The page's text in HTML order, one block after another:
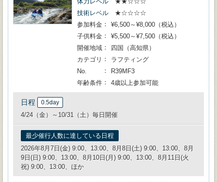
技術レベル
★☆☆☆☆
参加料金
¥6,500～¥8,000（税込）
子供料金
¥5,500～¥7,500（税込）
開催地域
四国（高知県）
カテゴリ
ラフティング
No.
R39MF3
年齢条件
4歳以上参加可能
日程 0.5day
4/24（金）～10/31（土）毎日開催
最少催行人数に達している日程
2026年8月7日(金) 9:00、13:00、8月8日(土) 9:00、13:00、8月
9日(日) 9:00、13:00、8月10日(月) 9:00、13:00、8月11日(火
祝) 9:00、13:00、ほか